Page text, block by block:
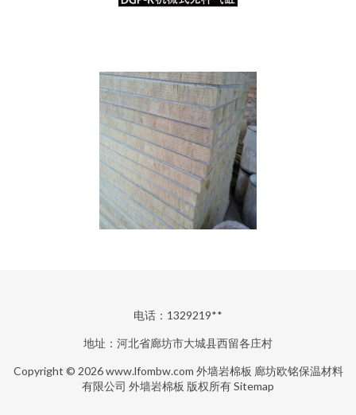
电话：1329219**
地址：河北省廊坊市大城县西留各庄村
Copyright © 2026www.lfombw.com 外墙岩棉板 廊坊欧铭保温材料
有限公司 外墙岩棉板 版权所有Sitemap